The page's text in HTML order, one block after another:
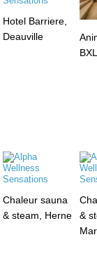
Hotel Barriere,
Deauville
Chaleur sauna
& steam, Herne
&